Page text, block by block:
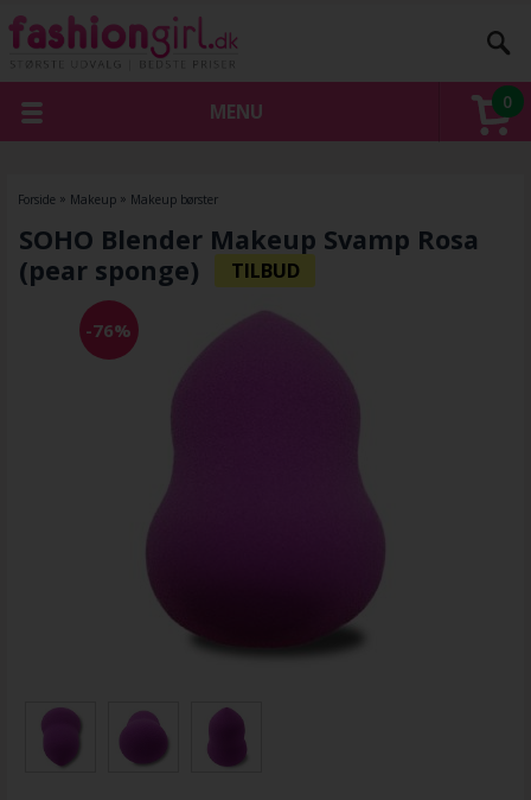
0
MENU
Forside » Makeup» Makeup børster
SOHO Blender Makeup Svamp Rosa
(pear sponge)
-76%